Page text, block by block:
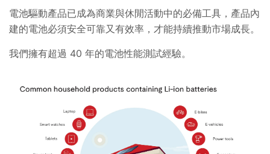
電池驅動產品已成為商業與休閒活動中的必備工具，產品內
建的電池必須安全可靠又有效率，才能持續推動市場成長。
我們擁有超過 40 年的電池性能測試經驗。